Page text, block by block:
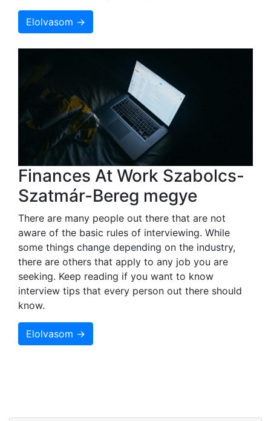
Elolvasom →
Finances At Work Szabolcs-
Szatmár-Bereg megye
There are many people out there that are not
aware of the basic rules of interviewing. While
some things change depending on the industry,
there are others that apply to any job you are
seeking. Keep reading if you want to know
interview tips that every person out there should
know.
Elolvasom →